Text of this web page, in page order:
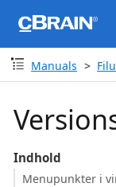
Manuals
Indhold
Menupunkter i